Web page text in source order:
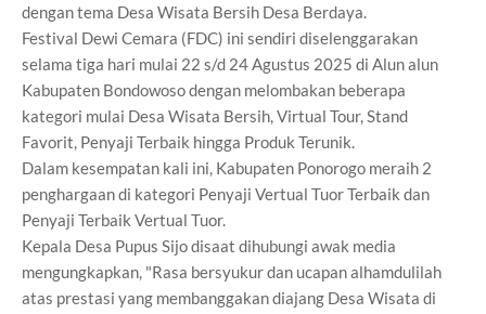
dengan tema Desa Wisata Bersih Desa Berdaya.
Festival Dewi Cemara (FDC) ini sendiri diselenggarakan
selama tiga hari mulai 22 s/d 24 Agustus 2025 di Alun alun
Kabupaten Bondowoso dengan melombakan beberapa
kategori mulai Desa Wisata Bersih, Virtual Tour, Stand
Favorit, Penyaji Terbaik hingga Produk Terunik.
Dalam kesempatan kali ini, Kabupaten Ponorogo meraih 2
penghargaan di kategori Penyaji Vertual Tuor Terbaik dan
Penyaji Terbaik Vertual Tuor.
Kepala Desa Pupus Sijo disaat dihubungi awak media
mengungkapkan, "Rasa bersyukur dan ucapan alhamdulilah
atas prestasi yang membanggakan diajang Desa Wisata di